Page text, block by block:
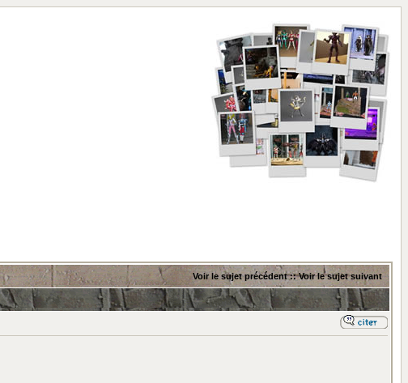
Voir le sujet précédent::Voir le sujet suivant